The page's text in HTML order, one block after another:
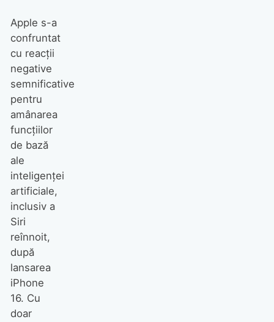
Apple s-a
confruntat
cu reacții
negative
semnificative
pentru
amânarea
funcțiilor
de bază
ale
inteligenței
artificiale,
inclusiv a
Siri
reînnoit,
după
lansarea
iPhone
16. Cu
doar